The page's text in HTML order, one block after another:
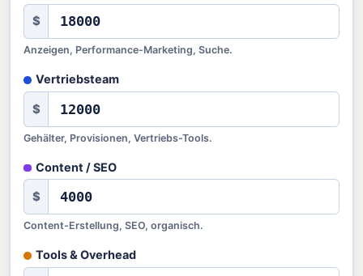
$
Anzeigen, Performance-Marketing, Suche.
Vertriebsteam
$
Gehälter, Provisionen, Vertriebs-Tools.
Content / SEO
$
Content-Erstellung, SEO, organisch.
Tools & Overhead